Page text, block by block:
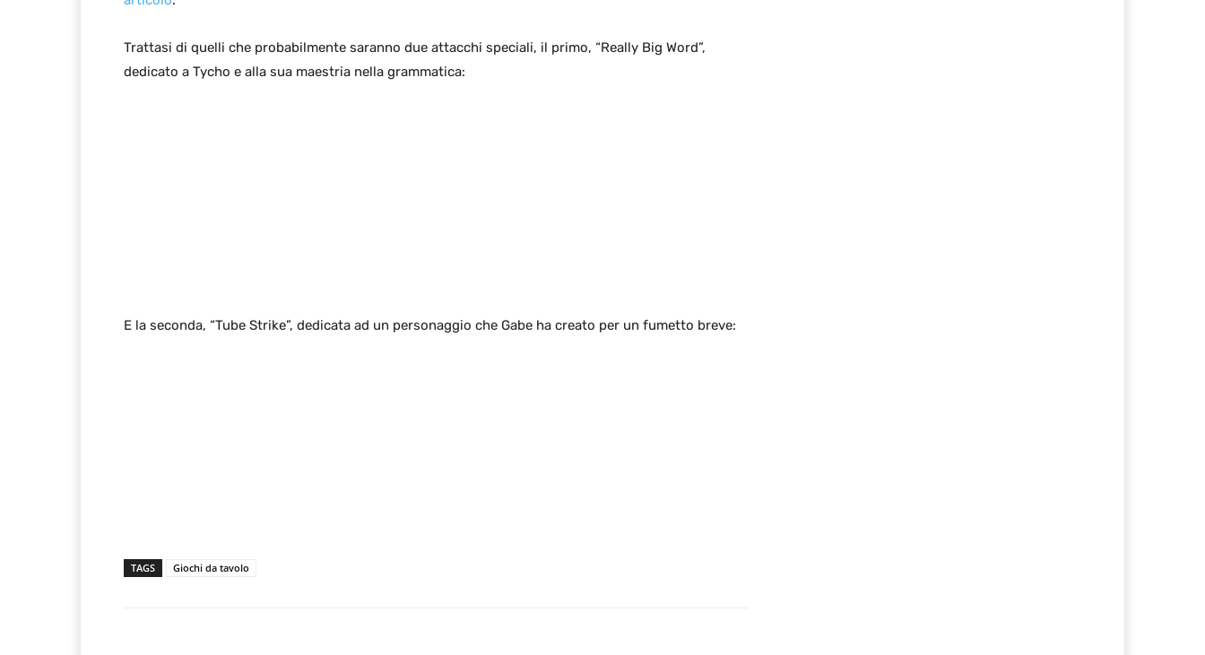
Trattasi di quelli che probabilmente saranno due attacchi speciali, il primo, “Really Big Word”,
dedicato a Tycho e alla sua maestria nella grammatica:
E la seconda, “Tube Strike”, dedicata ad un personaggio che Gabe ha creato per un fumetto breve:
TAGS Giochi da tavolo